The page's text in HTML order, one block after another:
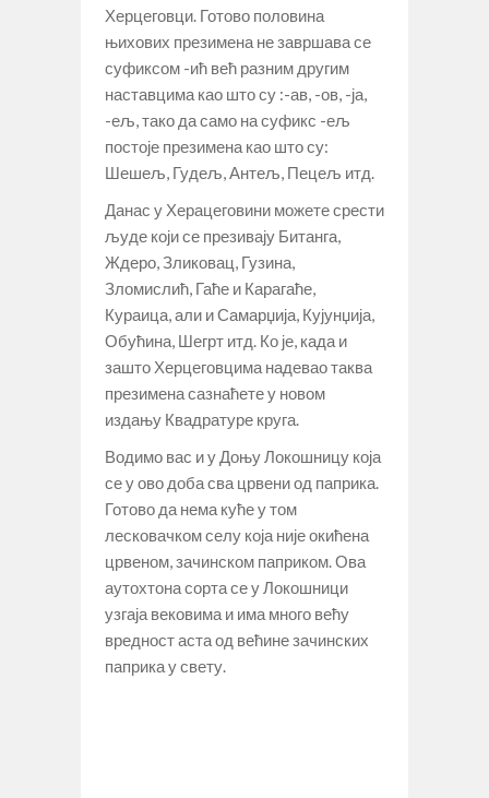
Херцеговци. Готово половина
њихових презимена не завршава се
суфиксом -ић већ разним другим
наставцима као што су :-ав, -ов, -ја,
-ељ, тако да само на суфикс -ељ
постоје презимена као што су:
Шешељ, Гудељ, Антељ, Пецељ итд.
Данас у Херацеговини можете срести
људе који се презивају Битанга,
Ждеро, Зликовац, Гузина,
Зломислић, Гаће и Карагаће,
Кураица, али и Самарџија, Кујунџија,
Обућина, Шегрт итд. Ко је, када и
зашто Херцеговцима надевао таква
презимена сазнаћете у новом
издању Квадратуре круга.
Водимо вас и у Доњу Локошницу која
се у ово доба сва црвени од паприка.
Готово да нема куће у том
лесковачком селу која није окићена
црвеном, зачинском паприком. Ова
аутохтона сорта се у Локошници
узгаја вековима и има много већу
вредност аста од већине зачинских
паприка у свету.